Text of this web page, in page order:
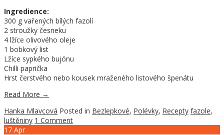
Ingredience:
300 g vařených bílých fazolí
2 stroužky česneku
4 lžíce olivového oleje
1 bobkový list
Lžíce sypkého bujónu
Chilli paprička
Hrst čerstvého nebo kousek mraženého listového špenátu
Read More →
Hanka Mlavcová Posted in Bezlepkové, Polévky, Recepty fazole,
luštěniny 1 Comment
17 Apr